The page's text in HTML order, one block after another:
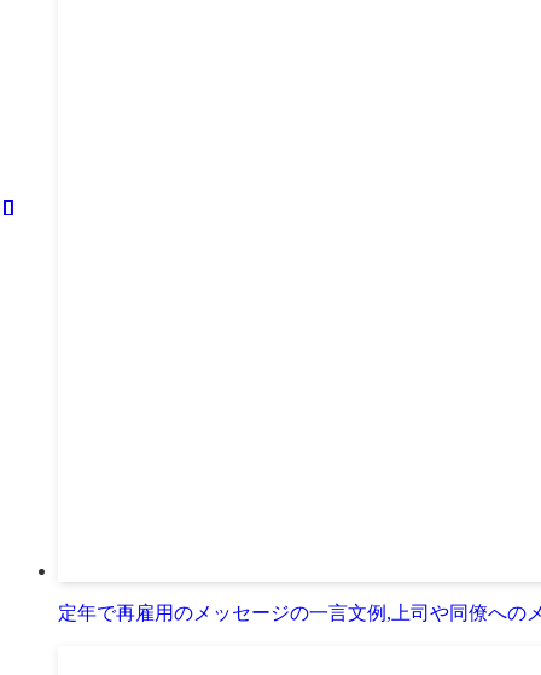
定年で再雇用のメッセージの一言文例,上司や同僚への